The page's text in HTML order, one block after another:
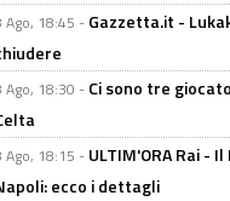
Ago, 18:45 - Gazzetta.it -
Ago, 18:30 - Ci sono tre
Ago, 18:15 - ULTIM'ORA Rai
ecco i dettagli